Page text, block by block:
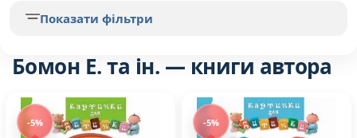
Бомон Е. та ін. — книги автора
-5% -5%
Показати фільтри